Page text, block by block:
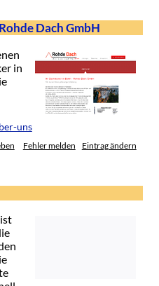
Dach GmbH
in
uns
Fehler melden Eintrag ändern